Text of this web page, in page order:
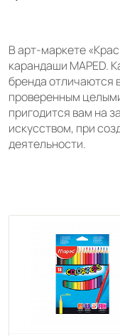
В арт-маркете
карандаши MAPED.
бренда отличаются
проверенным
пригодится вам на
искусством, при
деятельности.